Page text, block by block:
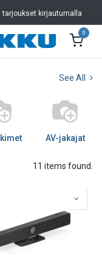
tarjoukset kirjautumalla
0
See All
AV-jakajat
11 items found.